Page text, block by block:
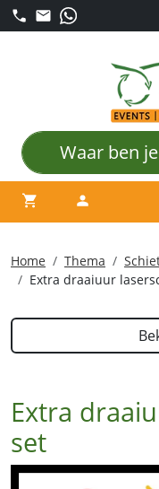
winkelwagen
account
Home Thema
Extra draaiuur
Extra
set